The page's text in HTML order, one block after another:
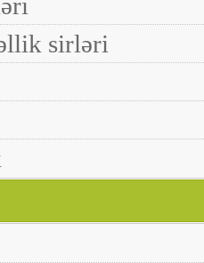
sirləri